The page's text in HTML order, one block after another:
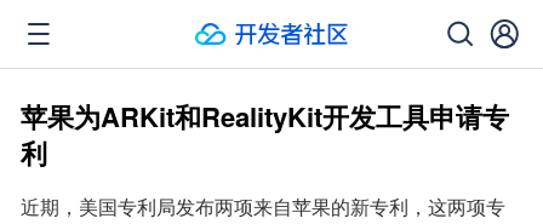
苹果为ARKit和RealityKit开发工具申请专
利
近期，美国专利局发布两项来自苹果的新专利，这两项专